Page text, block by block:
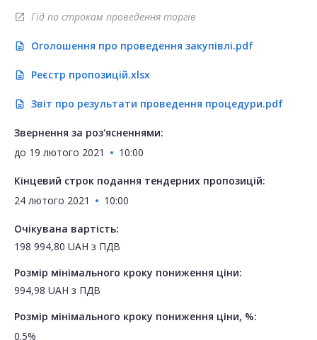
open_in_new Гід по строкам проведення торгів
description Оголошення про проведення закупівлі.pdf
description Реєстр пропозицій.xlsx
description Звіт про результати проведення процедури.pdf
Звернення за роз'ясненнями:
до 19 лютого 2021 10:00
Кінцевий строк подання тендерних пропозицій:
24 лютого 2021
10:00
Очікувана вартість:
198 994,80 UAH з ПДВ
Розмір мінімального кроку пониження ціни:
994,98 UAH з ПДВ
Розмір мінімального кроку пониження ціни, %:
0.5%